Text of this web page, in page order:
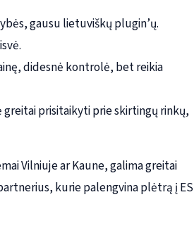
gausu lietuviškų plugin’ų.
didesnė kontrolė, bet reikia
greitai prisitaikyti prie skirtingų rinkų,
Vilniuje ar Kaune, galima greitai
kurie palengvina plėtrą į ES